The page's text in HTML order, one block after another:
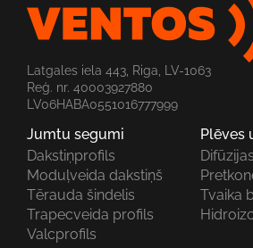
Latgales iela 443, Riga, LV-1063
Reģ. nr. 40003927880
LV06HABA0551016777999
Jumtu segumi
Dakstiņprofils
Moduļveida dakstiņš
Tērauda šindelis
Trapecveida profils
Valcprofils
Plēves
Tvaika